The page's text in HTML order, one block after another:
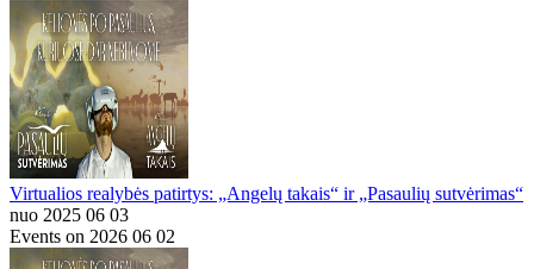
Virtualios realybės patirtys: „Angelų takais“ ir „Pasaulių sutvėrimas“
nuo 2025 06 03
Events on 2026 06 02